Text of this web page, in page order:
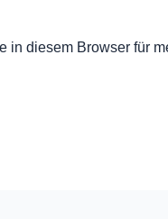
in diesem Browser für